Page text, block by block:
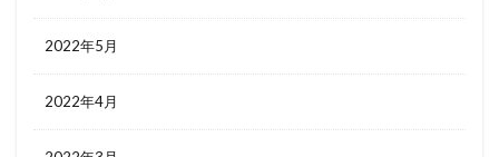
2022年5月
2022年4月